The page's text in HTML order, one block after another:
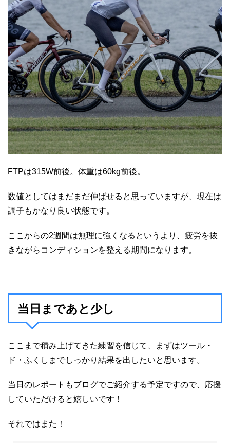
FTPは315W前後。体重は60kg前後。
数値としてはまだまだ伸ばせると思っていますが、現在は
調子もかなり良い状態です。
ここからの2週間は無理に強くなるというより、疲労を抜
きながらコンディションを整える期間になります。
当日まであと少し
ここまで積み上げてきた練習を信じて、まずはツール・
ド・ふくしまでしっかり結果を出したいと思います。
当日のレポートもブログでご紹介する予定ですので、応援
していただけると嬉しいです！
それではまた！